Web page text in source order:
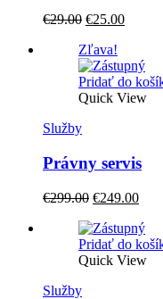
€29.00 Original
was:
€29.00.
€25.00Current
€25.00.
Zľava!
Pridať do
Quick View
Služby
Právny servis
€299.00 Original
was:
€299.00.
€249.00
is:
Pridať do
Quick View
Služby